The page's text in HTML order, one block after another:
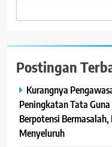
Postingan
Kurangnya
Peningkatan Tata
Berpotensi
Menyeluruh